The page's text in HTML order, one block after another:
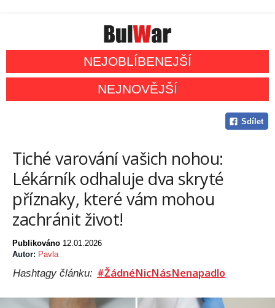
NEJOBLÍBENEJŠÍ
NEJNOVĚJŠÍ
Sdílet
Tiché varování vašich nohou:
Lékárník odhaluje dva skryté
příznaky, které vám mohou
zachránit život!
Publikováno 12.01.2026
Autor: Pavla
Hashtagy článku: #ŽádnéNicNásNenapadlo